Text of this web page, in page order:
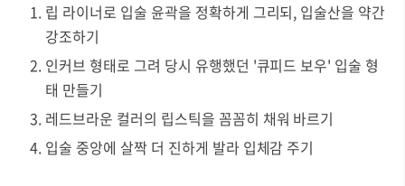
립 라이너로 입술 윤곽을 정확하게 그리되, 입술산을 약간
강조하기
인커브 형태로 그려 당시 유행했던 '큐피드 보우' 입술 형
태 만들기
레드브라운 컬러의 립스틱을 꼼꼼히 채워 바르기
입술 중앙에 살짝 더 진하게 발라 입체감 주기